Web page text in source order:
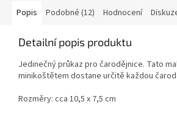
Popis Podobné (12) Hodnocení
Detailní popis produktu
Jedinečný průkaz pro čarodějnice. Tato
minikoštětem dostane určitě každou
Rozměry: cca 10,5 x 7,5 cm